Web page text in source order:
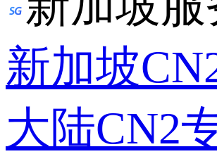
新加坡
大陆CN2